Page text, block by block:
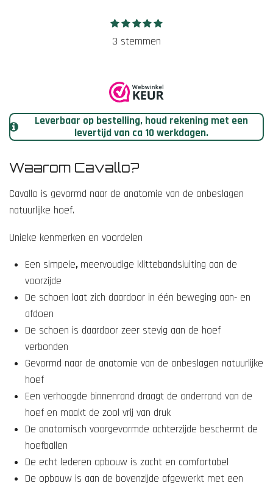
5
t
e
r
e
1
s
t
2
s
t
e
n
3
s
t
n
4
s
t
n
5
s
t
n
S
e
n
3 stemmen
Leverbaar op bestelling, houd rekening met een
levertijd van ca 10 werkdagen.
Waarom Cavallo?
Cavallo is gevormd naar de anatomie van de onbeslagen
natuurlijke hoef.
Unieke kenmerken en voordelen
Een simpele, meervoudige klittebandsluiting aan de
voorzijde
De schoen laat zich daardoor in één beweging aan- en
afdoen
De schoen is daardoor zeer stevig aan de hoef
verbonden
Gevormd naar de anatomie van de onbeslagen natuurlijke
hoef
Een verhoogde binnenrand draagt de onderrand van de
hoef en maakt de zool vrij van druk
De anatomisch voorgevormde achterzijde beschermt de
hoefballen
De echt lederen opbouw is zacht en comfortabel
De opbouw is aan de bovenzijde afgewerkt met een